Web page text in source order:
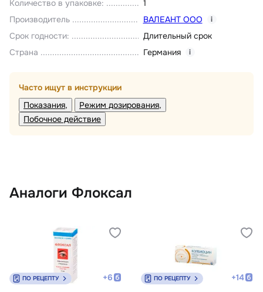
Количество в упаковке:
1
Производитель
ВАЛЕАНТ ООО i
Срок годности:
Длительный срок
Страна
Германия i
Часто ищут в инструкции
Показания
Режим дозирования
Побочное действие
Аналоги Флоксал
ПО РЕЦЕПТУ +6 ПО РЕЦЕПТУ +14